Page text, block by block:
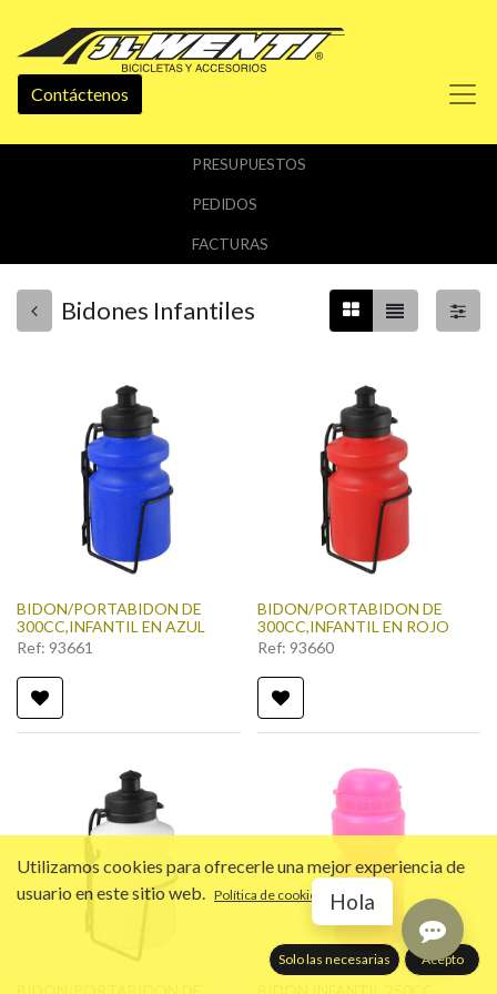
Contáctenos
PRESUPUESTOS
PEDIDOS
FACTURAS
Bidones Infantiles
BIDON/PORTABIDON DE
300CC,INFANTIL EN AZUL
Ref: 93661
BIDON/PORTABIDON DE
300CC,INFANTIL EN ROJO
Ref: 93660
BIDON/PORTABIDON DE BIDON INFANTIL 250CC
Utilizamos cookies para ofrecerle una mejor experiencia de
usuario en este sitio web. Política de cookies
Solo las necesarias Acepto
Hola